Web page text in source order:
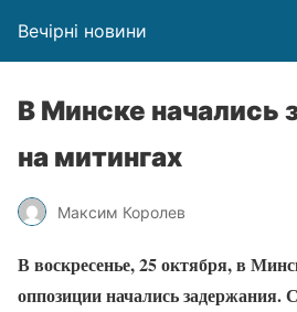
Вечірні новини
В Минске начались
на митингах
Максим Королев
В воскресенье, 25 октября, в
оппозиции начались задержания.